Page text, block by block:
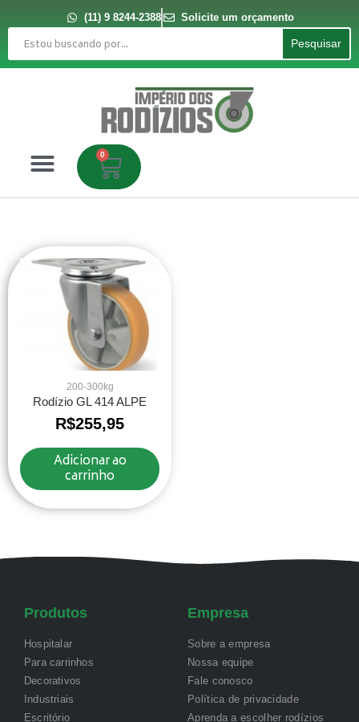
conteúdo
(11) 9 8244-2388
Solicite um orçamento
Pesquisar
Pesquisar
0
Carrinho
200-300kg
Rodízio GL 414 ALPE
R$255,95
Adicionar ao
carrinho
Produtos
Hospitalar
Para carrinhos
Decorativos
Industriais
Escritório
Empresa
Sobre a empresa
Nossa equipe
Fale conosco
Política de privacidade
Aprenda a escolher rodízios